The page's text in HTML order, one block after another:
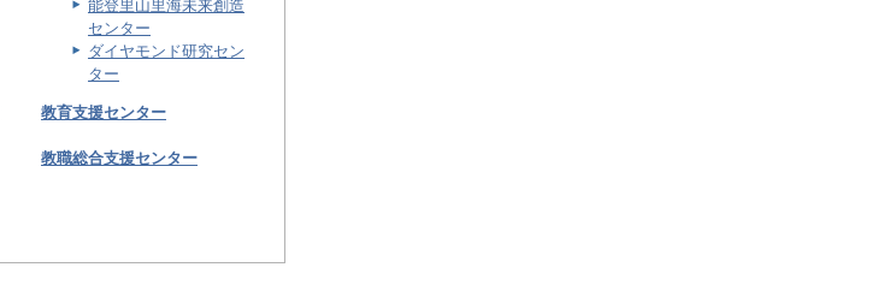
能登里山里海未来創造
センター
ダイヤモンド研究セン
ター
教育支援センター
教職総合支援センター